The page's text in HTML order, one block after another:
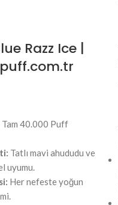
Razz Ice |
Tam 40.000 Puff
Tatlı mavi ahududu ve
uyumu.
Her nefeste yoğun